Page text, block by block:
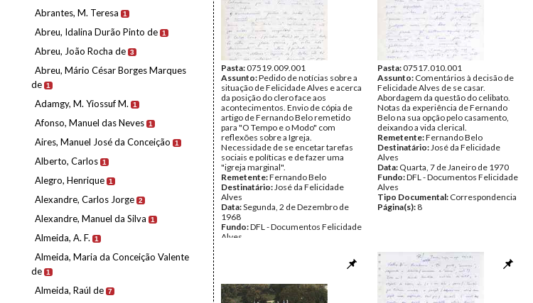
Abrantes, M. Teresa 1
Abreu, Idalina Durão Pinto de 1
Abreu, João Rocha de 3
Abreu, Mário César Borges Marques
de 1
Adamgy, M. Yiossuf M. 1
Afonso, Manuel das Neves 1
Aires, Manuel José da Conceição 1
Alberto, Carlos 1
Alegro, Henrique 1
Alexandre, Carlos Jorge 2
Alexandre, Manuel da Silva 1
Almeida, A. F. 1
Almeida, Maria da Conceição Valente
de 1
Almeida, Raúl de 7
Pasta:07519.009.001
Assunto:Pedido de notícias sobre a
situação de Felicidade Alves e acerca
da posição do clero face aos
acontecimentos. Envio de cópia de
artigo de Fernando Belo remetido
para "O Tempo e o Modo" com
reflexões sobre a Igreja.
Necessidade de se encetar tarefas
sociais e políticas e de fazer uma
"igreja marginal".
Remetente:Fernando Belo
Destinatário:José da Felicidade
Alves
Data:Segunda, 2 de Dezembro de
1968
Fundo:DFL - Documentos Felicidade
Alves
Pasta:07517.010.001
Assunto: Comentários à decisão de
Felicidade Alves de se casar.
Abordagem da questão do celibato.
Notas da experiência de Fernando
Belo na sua opção pelo casamento,
deixando a vida clerical.
Remetente:Fernando Belo
Destinatário:José da Felicidade
Alves
Data: Quarta, 7 de Janeiro de 1970
Fundo:DFL - Documentos Felicidade
Alves
Tipo Documental: Correspondencia
Página(s): 8